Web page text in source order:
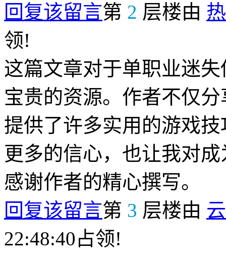
回复该留言第 2 层楼由
领!
这篇文章对于单职业迷
宝贵的资源。作者不仅
提供了许多实用的游戏
更多的信心，也让我对
感谢作者的精心撰写。
回复该留言第 3 层楼由
22:48:40占领!